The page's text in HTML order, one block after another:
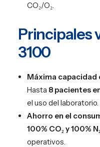
CO₂/O₂.
Principales
3100
Máxima capacidad
Hasta 8 pacientes
el uso del laboratorio.
Ahorro en el
100% CO₂ y 100% N₂
operativos.